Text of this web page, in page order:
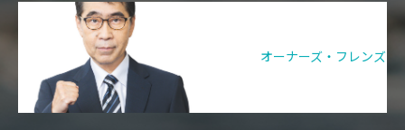
オーナーズ・フレンズ